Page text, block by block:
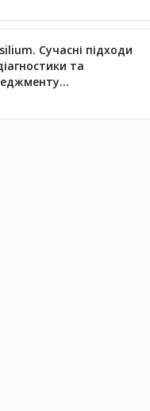
Сучасні підходи
та